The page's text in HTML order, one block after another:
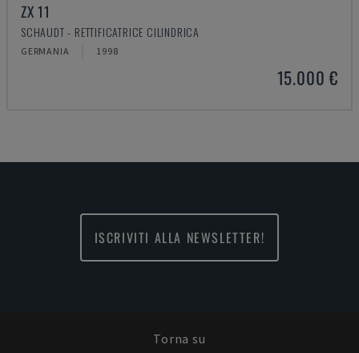
ZX 11
SCHAUDT - RETTIFICATRICE CILINDRICA
GERMANIA 1998
15.000 €
ISCRIVITI ALLA NEWSLETTER!
Torna su